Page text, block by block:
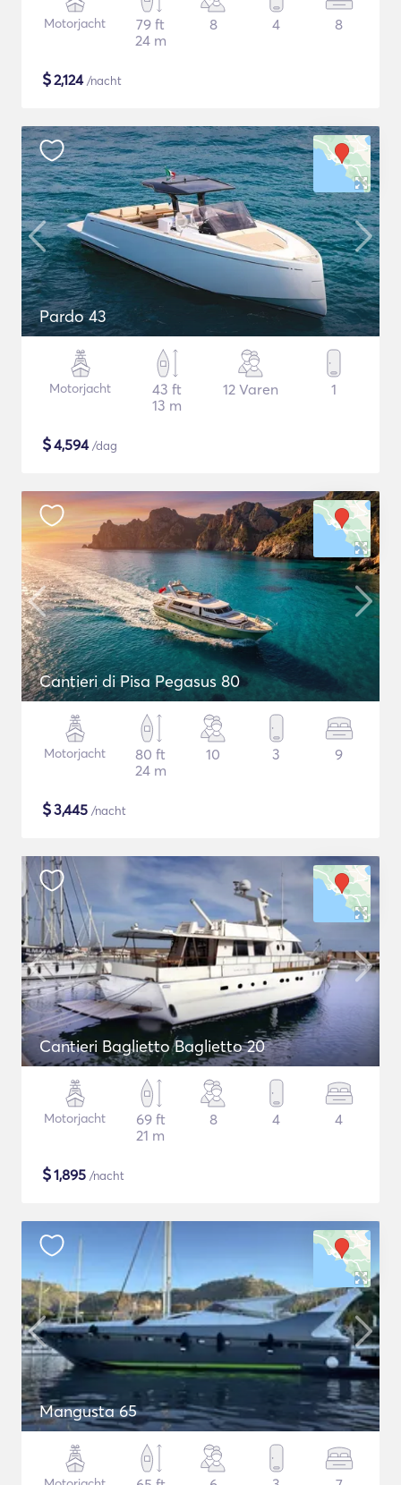
Motorjacht
79 ft
24 m
8 4 8
$2,124/nacht
Pardo 43
Motorjacht
43 ft
13 m
12 Varen 1
$4,594/dag
Cantieri di Pisa Pegasus 80
Motorjacht
80 ft
24 m
10 3 9
$3,445 /nacht
Cantieri Baglietto Baglietto 20
Motorjacht
69 ft
21 m
8 4 4
$1,895 /nacht
Mangusta 65